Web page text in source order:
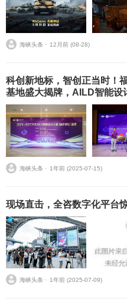
海峡头条 ⋅ 12月前 (08-28)
科创新地标，智创正当时！
基地盛大揭牌，AILD智能设
成
海峡头条 ⋅ 1年前 (2025-07-15)
现场直击，全咨数字化平台
海峡头条 ⋅ 1年前 (2025-07-09)